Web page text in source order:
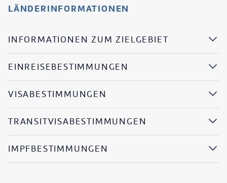
LÄNDERINFORMATIONEN
INFORMATIONEN ZUM ZIELGEBIET
EINREISEBESTIMMUNGEN
VISABESTIMMUNGEN
TRANSITVISABESTIMMUNGEN
IMPFBESTIMMUNGEN